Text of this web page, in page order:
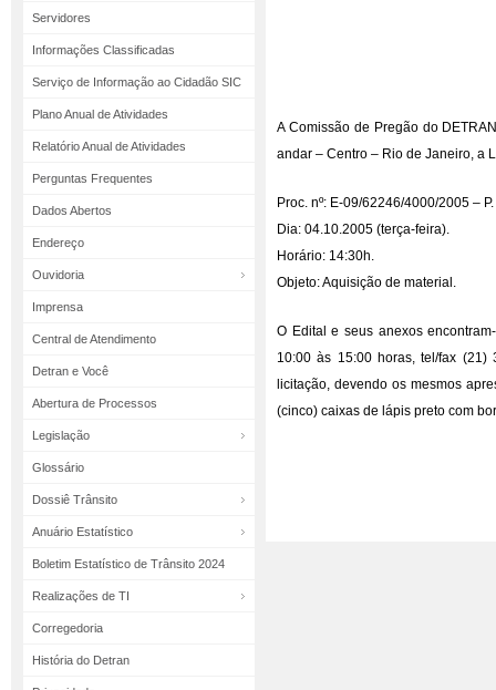
Servidores
Informações Classificadas
Serviço de Informação ao Cidadão SIC
Plano Anual de Atividades
Relatório Anual de Atividades
Perguntas Frequentes
Dados Abertos
Endereço
Ouvidoria
Imprensa
Central de Atendimento
Detran e Você
Abertura de Processos
Legislação
Glossário
Dossiê Trânsito
Anuário Estatístico
Boletim Estatístico de Trânsito 2024
Realizações de TI
Corregedoria
História do Detran
A Comissão de Pregão do
andar – Centro – Rio de Janeiro, a
Proc. nº: E-09/62246/4000/2005 –
Dia: 04.10.2005 (terça-feira).
Horário: 14:30h.
Objeto: Aquisição de material.
O Edital e seus anexos
10:00 às 15:00 horas, tel/fax
licitação, devendo os mesmos
(cinco) caixas de lápis preto com